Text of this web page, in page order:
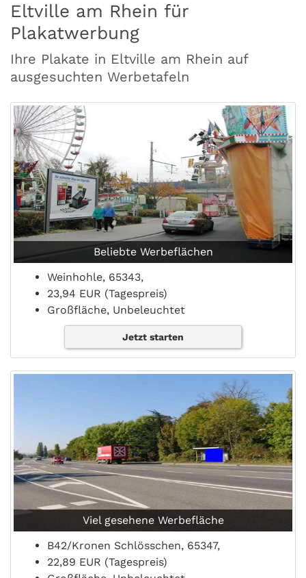
Eltville am Rhein für
Plakatwerbung
Ihre Plakate in Eltville am Rhein auf
ausgesuchten Werbetafeln
Beliebte Werbeflächen
Weinhohle, 65343,
23,94 EUR (Tagespreis)
Großfläche, Unbeleuchtet
Jetzt starten
Viel gesehene Werbefläche
B42/Kronen Schlösschen, 65347,
22,89 EUR (Tagespreis)